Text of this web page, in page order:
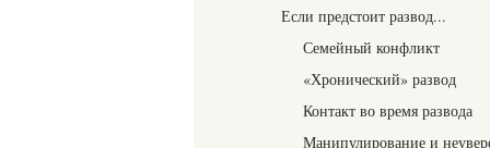
Если предстоит развод...
Семейный конфликт
«Хронический» развод
Контакт во время развода
Манипулирование и